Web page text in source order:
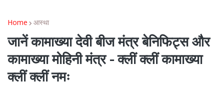
Home आस्था
जानें कामाख्या देवी बीज मंत्र बेनिफिट्स और
कामाख्या मोहिनी मंत्र - क्लीं क्लीं कामाख्या
क्लीं क्लीं नमः